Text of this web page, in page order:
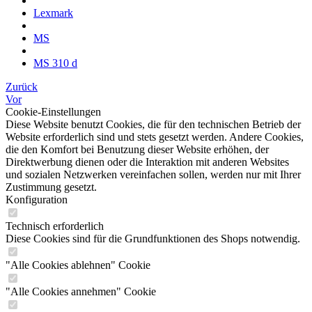
Lexmark
MS
MS 310 d
Zurück
Vor
Cookie-Einstellungen
Diese Website benutzt Cookies, die für den technischen Betrieb der
Website erforderlich sind und stets gesetzt werden. Andere Cookies,
die den Komfort bei Benutzung dieser Website erhöhen, der
Direktwerbung dienen oder die Interaktion mit anderen Websites
und sozialen Netzwerken vereinfachen sollen, werden nur mit Ihrer
Zustimmung gesetzt.
Konfiguration
Technisch erforderlich
Diese Cookies sind für die Grundfunktionen des Shops notwendig.
"Alle Cookies ablehnen" Cookie
"Alle Cookies annehmen" Cookie